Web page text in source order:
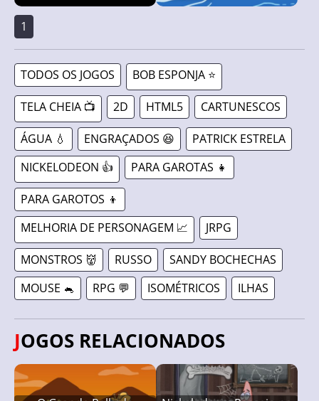
1
TODOS OS JOGOS BOB ESPONJA ⭐
TELA CHEIA 📺 2D HTML5 CARTUNESCOS
ÁGUA 💧 ENGRAÇADOS 😆
PATRICK ESTRELA
NICKELODEON 👍
PARA GAROTAS 👧
PARA GAROTOS 👦
MELHORIA DE PERSONAGEM 📈
JRPG
MONSTROS 👹 RUSSO
SANDY BOCHECHAS
MOUSE 🐁
RPG 💬 ISOMÉTRICOS ILHAS
JOGOS RELACIONADOS